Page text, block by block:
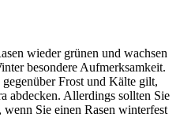
wieder grünen und wachsen
besondere Aufmerksamkeit.
Frost und Kälte gilt,
abdecken. Allerdings sollten Sie
Sie einen Rasen winterfest